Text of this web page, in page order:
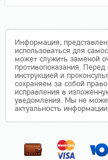
Информация,
использоваться для
может служить заменой
противопоказания.
инструкцией и
сохраняем за собой
исправления в
уведомления. Мы не
актуальность